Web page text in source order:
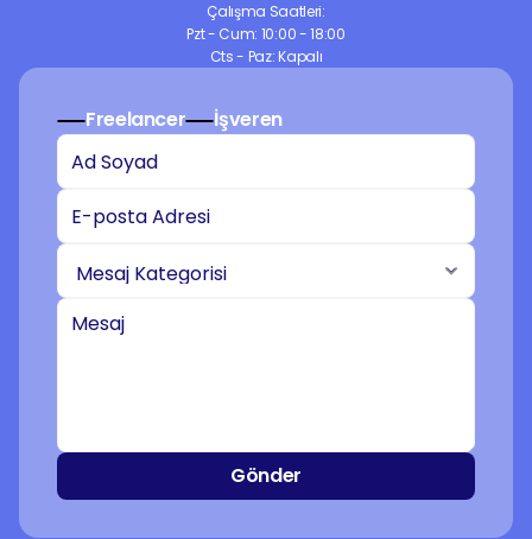
Çalışma Saatleri:
Pzt - Cum: 10:00 - 18:00
Cts - Paz: Kapalı
Freelancer İşveren
Gönder